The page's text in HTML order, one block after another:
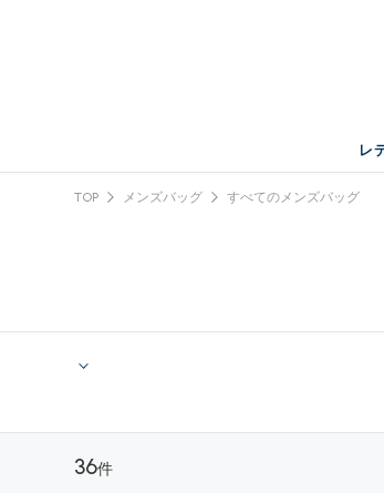
レ
TOP メンズバッグ すべてのメンズバッグ
36件